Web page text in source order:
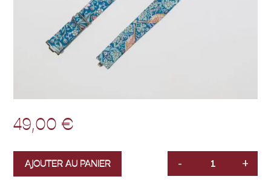
49,00€
QUANTITÉ
- +
AJOUTER AU PANIER